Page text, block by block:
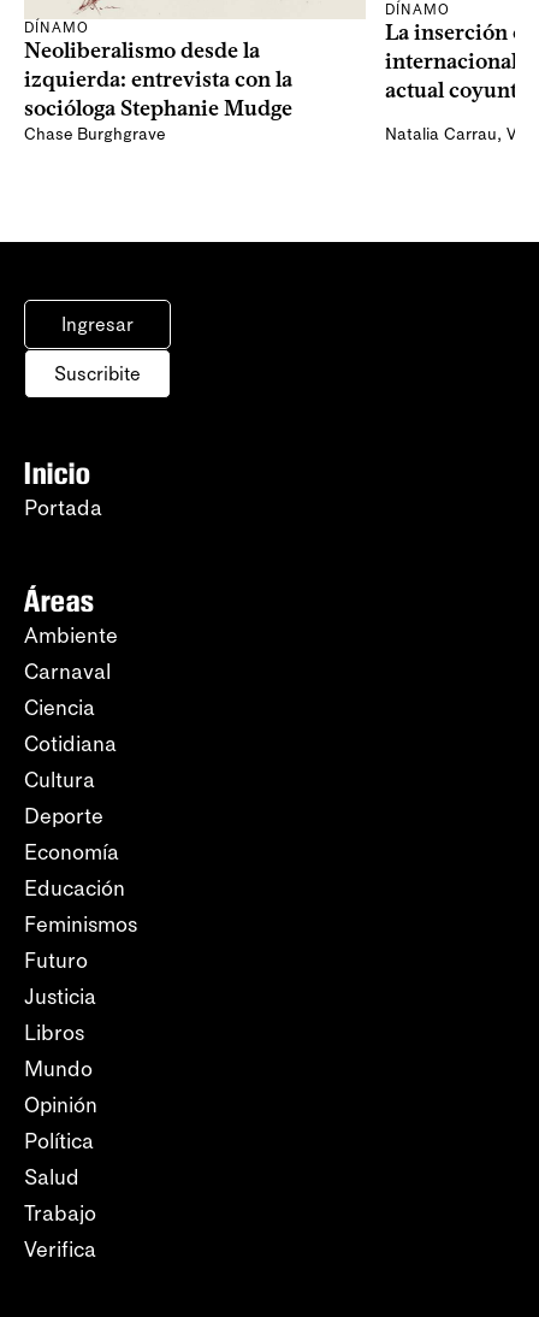
DÍNAMO
Neoliberalismo desde la
izquierda: entrevista con la
socióloga Stephanie Mudge
Chase Burghgrave
DÍNAMO
La inserción
internacional
actual
Natalia Carrau,
Ingresar
Suscribite
Inicio
Portada
Áreas
Ambiente
Carnaval
Ciencia
Cotidiana
Cultura
Deporte
Economía
Educación
Feminismos
Futuro
Justicia
Libros
Mundo
Opinión
Política
Salud
Trabajo
Verifica